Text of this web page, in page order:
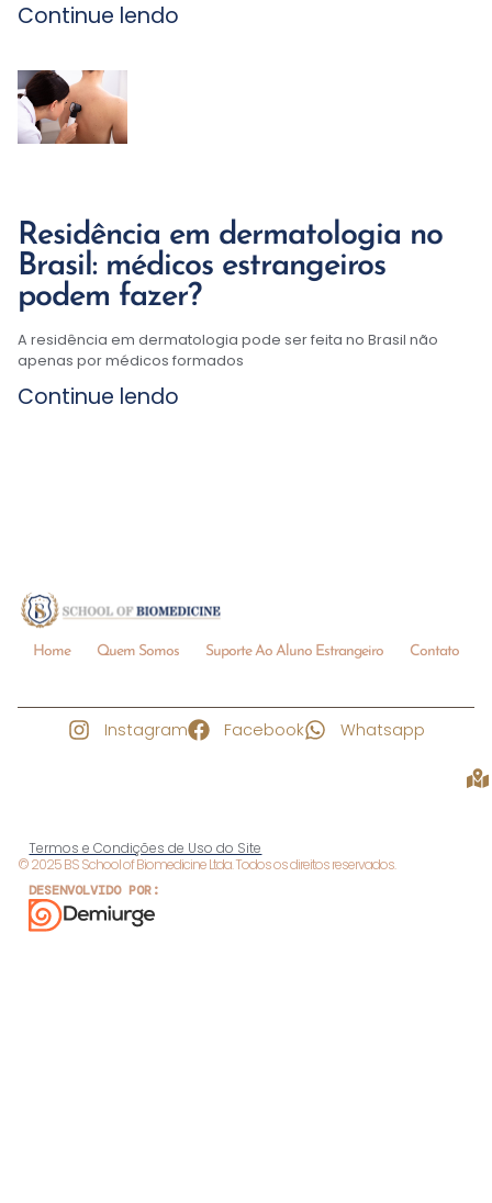
Continue lendo
Residência em dermatologia no
Brasil: médicos estrangeiros
podem fazer?
A residência em dermatologia pode ser feita no Brasil não
apenas por médicos formados
Continue lendo
Home Quem Somos Suporte Ao Aluno Estrangeiro Contato
Instagram Facebook Whatsapp
Termos e Condições de Uso do Site
© 2025 BS School of Biomedicine Ltda. Todos os direitos reservados.
DESENVOLVIDO POR: